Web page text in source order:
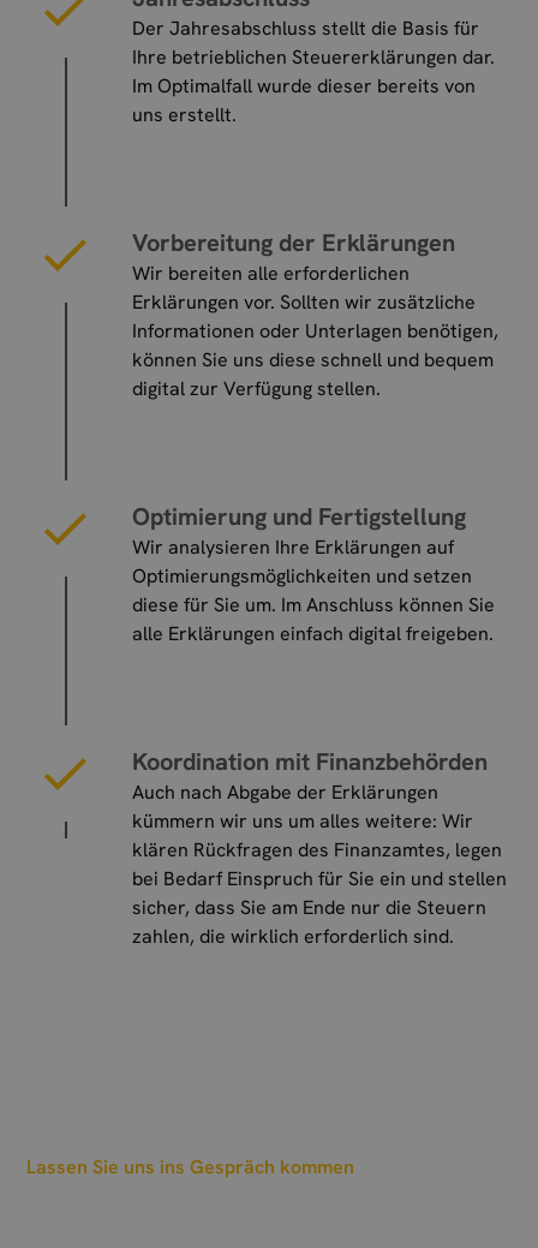
Der Jahresabschluss stellt die Basis für
Ihre betrieblichen Steuererklärungen dar.
Im Optimalfall wurde dieser bereits von
uns erstellt.
Vorbereitung der Erklärungen
Wir bereiten alle erforderlichen
Erklärungen vor. Sollten wir zusätzliche
Informationen oder Unterlagen benötigen,
können Sie uns diese schnell und bequem
digital zur Verfügung stellen.
Optimierung und Fertigstellung
Wir analysieren Ihre Erklärungen auf
Optimierungsmöglichkeiten und setzen
diese für Sie um. Im Anschluss können Sie
alle Erklärungen einfach digital freigeben.
Koordination mit Finanzbehörden
Auch nach Abgabe der Erklärungen
kümmern wir uns um alles weitere: Wir
klären Rückfragen des Finanzamtes, legen
bei Bedarf Einspruch für Sie ein und stellen
sicher, dass Sie am Ende nur die Steuern
zahlen, die wirklich erforderlich sind.
Lassen Sie uns ins Gespräch kommen